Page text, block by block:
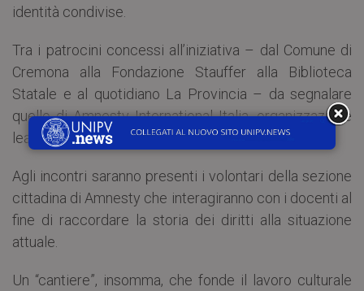
identità condivise.
Tra i patrocini concessi all’iniziativa – dal Comune di
Cremona alla Fondazione Stauffer alla Biblioteca
Statale e al quotidiano La Provincia – da segnalare
quello di Amnesty International Italia, organizzazione
leader in difesa dei diritti dell’uomo.
Agli incontri saranno presenti i volontari della sezione
cittadina di Amnesty che interagiranno con i docenti al
fine di raccordare la storia dei diritti alla situazione
attuale.
Un “cantiere”, insomma, che fonde il lavoro culturale